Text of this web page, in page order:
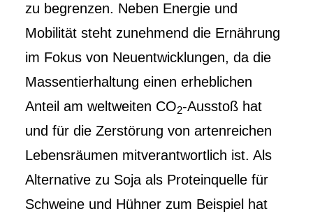
zu begrenzen. Neben Energie und
Mobilität steht zunehmend die Ernährung
im Fokus von Neuentwicklungen, da die
Massentierhaltung einen erheblichen
Anteil am weltweiten CO2-Ausstoß hat
und für die Zerstörung von artenreichen
Lebensräumen mitverantwortlich ist. Als
Alternative zu Soja als Proteinquelle für
Schweine und Hühner zum Beispiel hat